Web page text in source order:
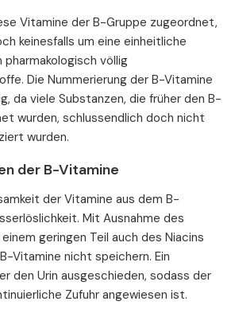
Vitamine der B-Gruppe zugeordnet,
keinesfalls um eine einheitliche
pharmakologisch völlig
Die Nummerierung der B-Vitamine
da viele Substanzen, die früher den B-
wurden, schlussendlich doch nicht
wurden.
der B-Vitamine
der Vitamine aus dem B-
Mit Ausnahme des
geringen Teil auch des Niacins
Vitamine nicht speichern. Ein
den Urin ausgeschieden, sodass der
Zufuhr angewiesen ist.